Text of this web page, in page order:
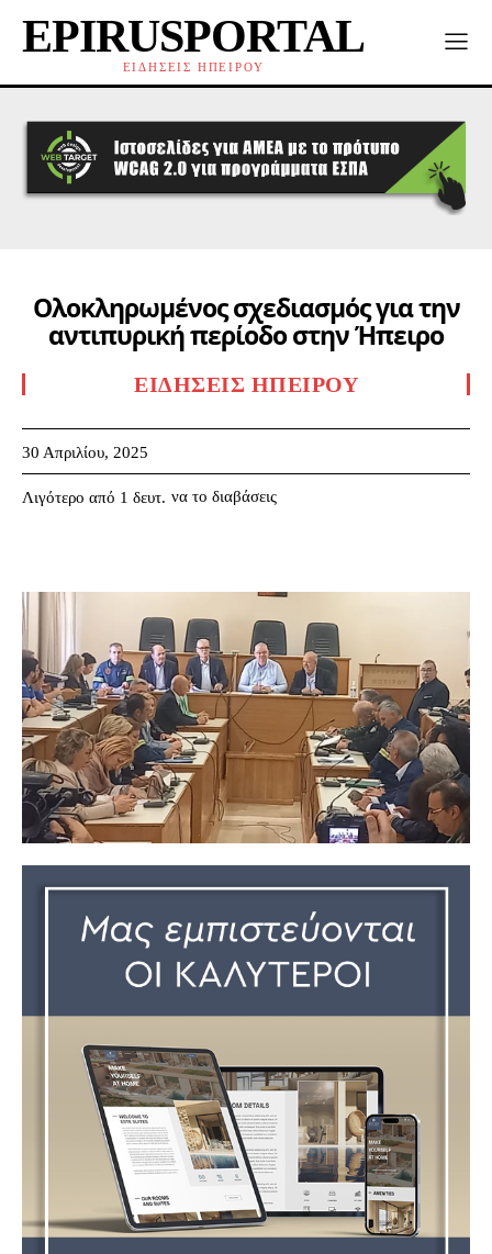
EPIRUSPORTAL
ΕΙΔΗΣΕΙΣ ΗΠΕΙΡΟΥ
Ολοκληρωμένος σχεδιασμός για την
αντιπυρική περίοδο στην Ήπειρο
ΕΙΔΉΣΕΙΣ ΗΠΕΊΡΟΥ
30 Απριλίου, 2025
Λιγότερο από 1 δευτ. να το διαβάσεις